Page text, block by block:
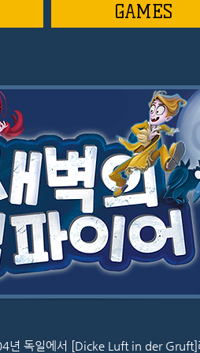
GAMES
년 독일에서 [Dicke Luft in der Gruft]